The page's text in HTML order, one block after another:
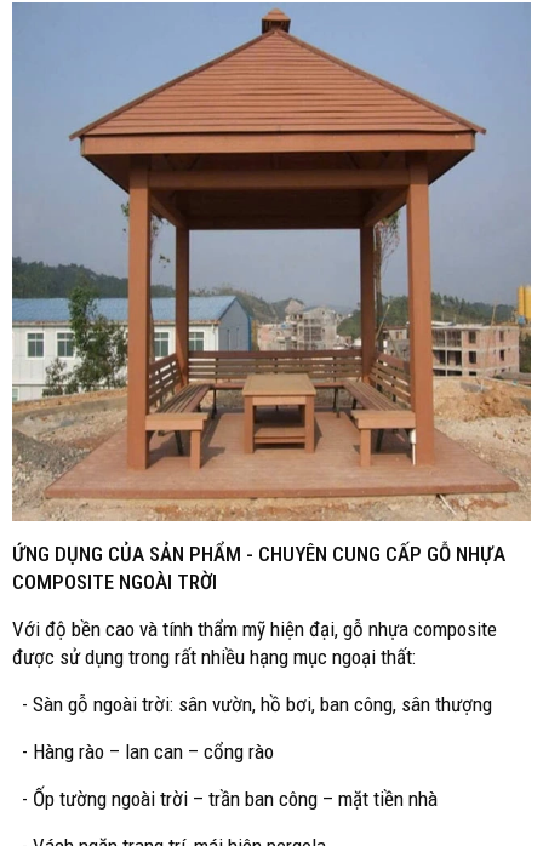
ỨNG DỤNG CỦA SẢN PHẨM - CHUYÊN CUNG CẤP GỖ NHỰA
COMPOSITE NGOÀI TRỜI
Với độ bền cao và tính thẩm mỹ hiện đại, gỗ nhựa composite
được sử dụng trong rất nhiều hạng mục ngoại thất:
- Sàn gỗ ngoài trời: sân vườn, hồ bơi, ban công, sân thượng
- Hàng rào – lan can – cổng rào
- Ốp tường ngoài trời – trần ban công – mặt tiền nhà